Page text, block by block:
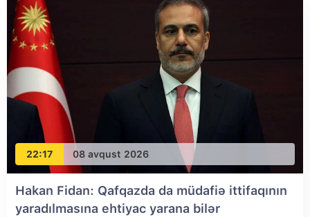
22:17 08 avqust 2026
Hakan Fidan: Qafqazda da müdafiə ittifaqının
yaradılmasına ehtiyac yarana bilər